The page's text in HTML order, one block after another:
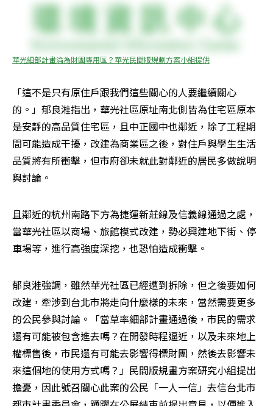
華光細部計畫淪為財團專用區？華光民間版規劃方案小組提供
「這不是只有原住戶跟我們這些關心的人要繼續關心
的。」郁良溎指出，華光社區原址南北側皆為住宅區原本
是安靜的高品質住宅區，且中正國中也鄰近，除了工程期
間可能造成干擾，改建為商業區之後，對住戶與學生生活
品質將有所衝擊，但市府卻未就此對鄰近的居民多做說明
與討論。
且鄰近的杭州南路下方為捷運新莊線及信義線通過之處，
當華光社區以商場、旅館模式改建，勢必興建地下街、停
車場等，進行高強度深挖，也恐怕造成衝擊。
郁良溎強調，雖然華光社區已經遭到拆除，但之後要如何
改建，牽涉到台北市將走向什麼樣的未來，當然需要更多
的公民參與討論。「當草率細部計畫通過後，市民的需求
還有可能被包含進去嗎？在開發時程逼近，以及未來地上
權標售後，市民還有可能去影響得標財團，然後去影響未
來這個地的使用方式嗎？」民間版規畫方案研究小組提出
擔憂，因此號召關心此案的公民「一人一信」去信台北市